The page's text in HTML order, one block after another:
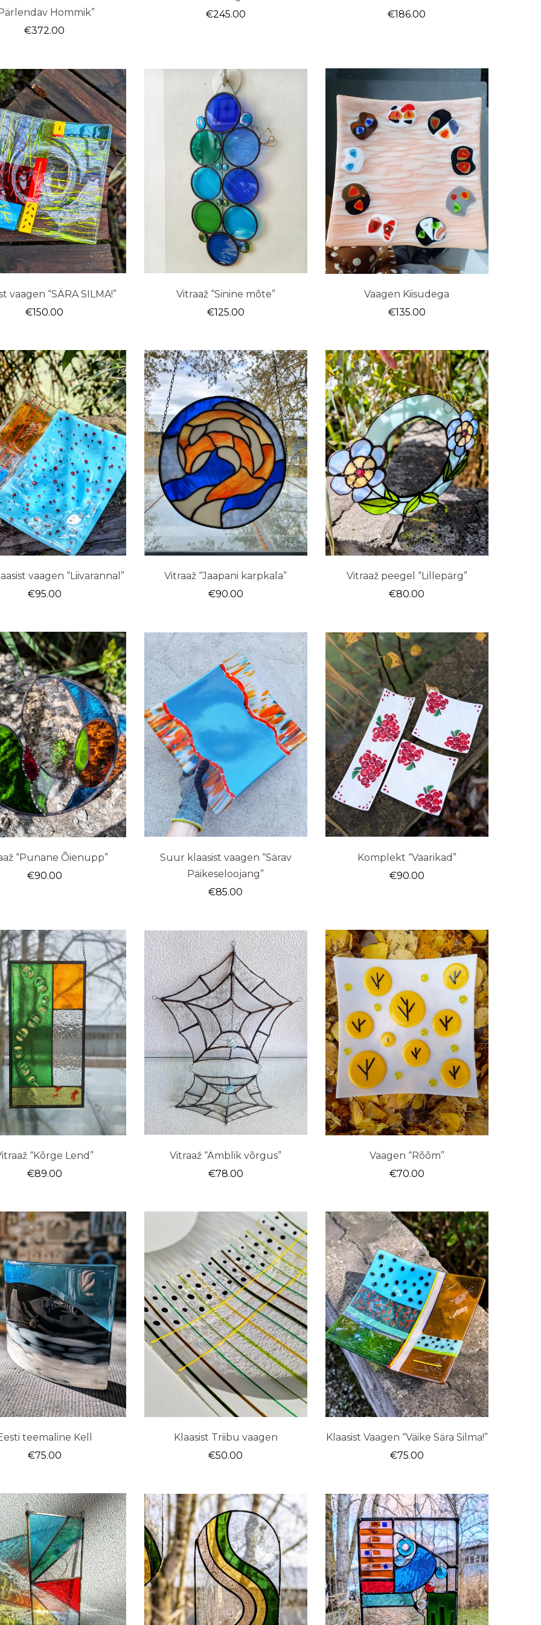
Hommik”
€372.00
€245.00
€186.00
vaagen “SÄRA SILMA!”
€150.00
Vitraaž “Sinine mõte”
€125.00
Vaagen Kiisudega
€135.00
vaagen “Liivarannal”
€95.00
Vitraaž “Jaapani karpkala”
€90.00
Vitraaž peegel “Lillepärg”
€80.00
“Punane Õienupp”
€90.00
Suur klaasist vaagen “Särav
Päikeseloojang”
€85.00
Komplekt “Vaarikad”
€90.00
“Kõrge Lend”
€89.00
Vitraaž “Ämblik võrgus”
€78.00
Vaagen “Rõõm”
€70.00
teemaline Kell
€75.00
Klaasist Triibu vaagen
€50.00
Klaasist Vaagen “Väike Sära Silma!”
€75.00